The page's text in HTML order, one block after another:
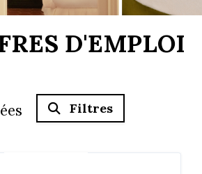
D'EMPLOI
Filtres